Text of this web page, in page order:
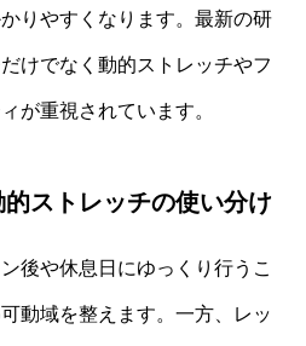
りやすくなります。最新の研
けでなく動的ストレッチやフ
が重視されています。
ストレッチの使い分け
後や休息日にゆっくり行うこ
動域を整えます。一方、レッ